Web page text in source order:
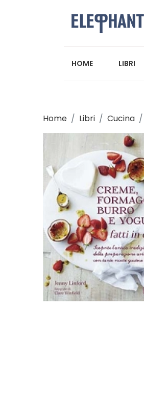
HOME LIBRI
Home Libri Cucina